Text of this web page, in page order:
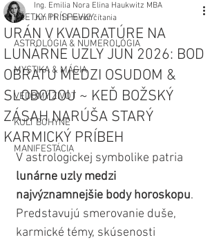
VŠETKY PRÍSPEVKY
ASTROLÓGIA & NUMEROLÓGIA
MYSTIKA & MÁGIA
VEDOMÝ ŽIVOT
KULT BOHYNE
MANIFESTÁCIA
URÁN V KVADRATÚRE NA
LUNÁRNE UZLY JÚN 2026: BOD
OBRATU MEDZI OSUDOM &
SLOBODOU ~ KEĎ BOŽSKÝ
ZÁSAH NARÚŠA STARÝ
KARMICKÝ PRÍBEH
Ing. Emilia Nora Elina Haukwitz MBA
Jun 11 11 minút čítania
V astrologickej symbolike patria
lunárne uzly medzi
najvýznamnejšie body horoskopu.
Predstavujú smerovanie duše,
karmické témy, skúsenosti